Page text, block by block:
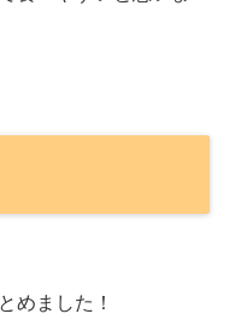
めました！